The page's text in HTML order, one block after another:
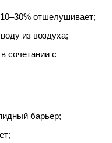
отшелушивает;
из воздуха;
сочетании с
барьер;